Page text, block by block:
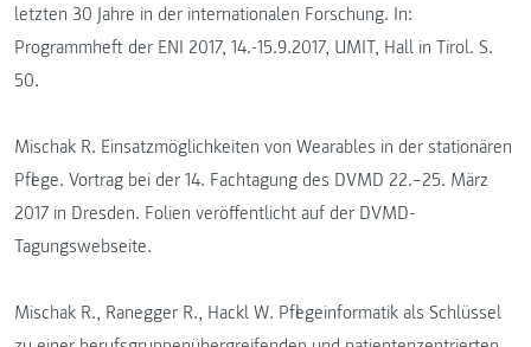
letzten 30 Jahre in der internationalen Forschung. In:
Programmheft der ENI 2017, 14.-15.9.2017, UMIT, Hall in Tirol. S.
50.
Mischak R. Einsatzmöglichkeiten von Wearables in der stationären
Pflege. Vortrag bei der 14. Fachtagung des DVMD 22.−25. März
2017 in Dresden. Folien veröffentlicht auf der DVMD-
Tagungswebseite.
Mischak R., Ranegger R., Hackl W. Pflegeinformatik als Schlüssel